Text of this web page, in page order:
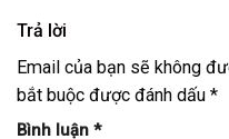
Trả lời
Email của bạn sẽ không
bắt buộc được đánh dấu *
Bình luận *